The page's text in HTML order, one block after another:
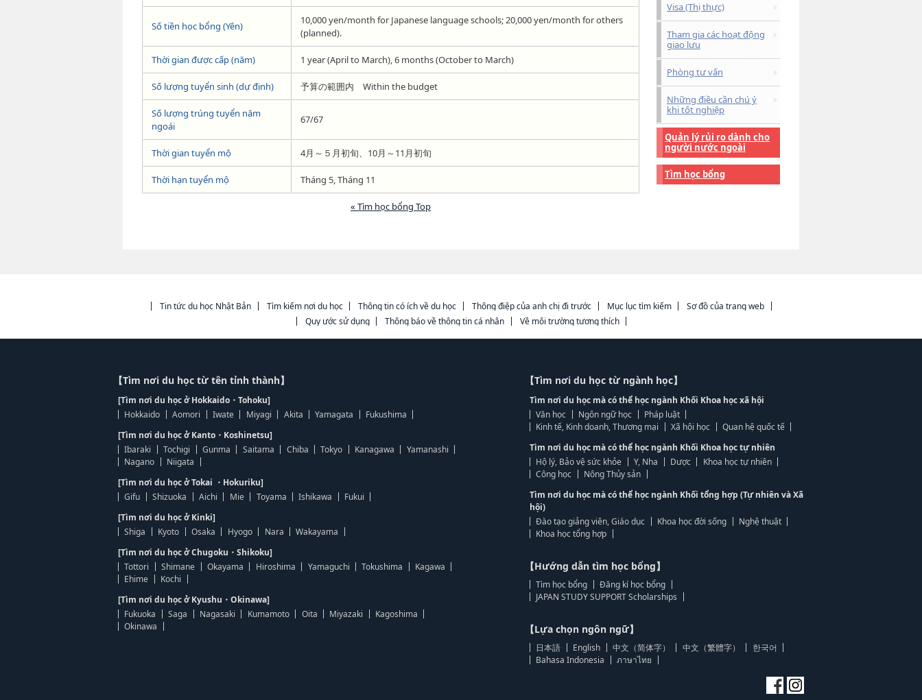
Số tiền học bổng (Yên)
10,000 yen/month for Japanese language schools; 20,000 yen/month for others
(planned).
Thời gian được cấp (năm) 1 year (April to March), 6 months (October to March)
Số lượng tuyển sinh (dự định) 予算の範囲内 Within the budget
Số lượng trúng tuyển năm
ngoái
67/67
Thời gian tuyển mộ 4月～５月初旬、10月～11月初旬
Thời hạn tuyển mộ Tháng 5, Tháng 11
« Tìm học bổng Top
Visa (Thị thực)
Tham gia các hoạt động
giao lưu
Phòng tư vấn
Những điều cần chú ý
khi tốt nghiệp
Quản lý rủi ro dành cho
người nước ngoài
Tìm học bổng
Tin tức du học Nhật Bản Tìm kiếm nơi du học Thông tin có ích về du học Thông điệp của anh chị đi trước Mục lục tìm kiếm
Sơ đồ của trang web
Quy ước sử dụng
Thông báo về thông tin cá nhân Về môi trường tương thích
【Tìm nơi du học từ tên tỉnh thành】
[Tìm nơi du học ở Hokkaido・Tohoku]
Hokkaido
Aomori Iwate Miyagi Akita Yamagata
Fukushima
[Tìm nơi du học ở Kanto・Koshinetsu]
Ibaraki
Tochigi Gunma Saitama Chiba Tokyo Kanagawa
Yamanashi
Nagano
Niigata
[Tìm nơi du học ở Tokai ・Hokuriku]
Gifu
Shizuoka Aichi Mie Toyama Ishikawa
Fukui
[Tìm nơi du học ở Kinki]
Shiga
Kyoto Osaka Hyogo Nara
Wakayama
[Tìm nơi du học ở Chugoku・Shikoku]
Tottori
Shimane Okayama Hiroshima Yamaguchi Tokushima
Kagawa
Ehime
Kochi
[Tìm nơi du học ở Kyushu・Okinawa]
Fukuoka
Saga Nagasaki Kumamoto Oita Miyazaki
Kagoshima
Okinawa
【Tìm nơi du học từ ngành học】
Tìm nơi du học mà có thể học ngành Khối Khoa học xã hội
Văn học
Ngôn ngữ học
Pháp luật
Kinh tế, Kinh doanh, Thương mại
Xã hội học
Quan hệ quốc tế
Tìm nơi du học mà có thể học ngành Khối Khoa học tự nhiên
Hộ lý, Bảo vệ sức khỏe
Y, Nha Dược
Khoa học tự nhiên
Công học
Nông Thủy sản
Tìm nơi du học mà có thể học ngành Khối tổng hợp (Tự nhiên và Xã
hội)
Đào tạo giảng viên, Giáo dục
Khoa học đời sống
Nghệ thuật
Khoa học tổng hợp
【Hướng dẫn tìm học bổng】
Tìm học bổng
Đăng kí học bổng
JAPAN STUDY SUPPORT Scholarships
【Lựa chọn ngôn ngữ】
日本語 English 中文（简体字） 中文（繁體字）
한국어
Bahasa Indonesia
ภาษาไทย